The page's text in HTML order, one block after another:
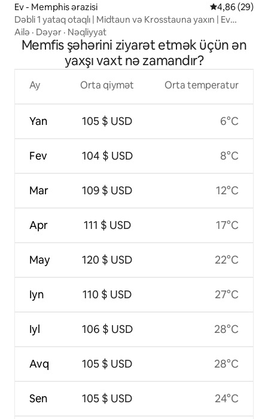
Ev - Memphis ərazisi Ortalama
4,86 (29)
Dəbli 1 yataq otaqlı | Midtaun və Krosstauna yaxın | Ev
heyvanlarına icazə verilir
Ailə · Dəyər · Nəqliyyat
Memfis şəhərini ziyarət etmək üçün ən
yaxşı vaxt nə zamandır?
Ay
Yan
Fev
Mar
Apr
May
Iyn
Iyl
Avq
Sen
Orta qiymət
105 $ USD
104 $ USD
109 $ USD
111 $ USD
120 $ USD
110 $ USD
106 $ USD
105 $ USD
105 $ USD
Orta temperatur
6°C
8°C
12°C
17°C
22°C
27°C
28°C
28°C
24°C